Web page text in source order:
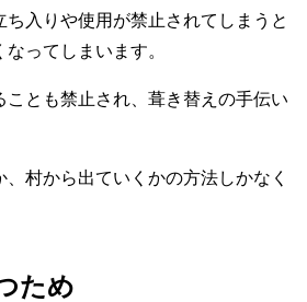
ち入りや使用が禁止されてしまうと
ってしまいます。
ことも禁止され、葺き替えの手伝い
村から出ていくかの方法しかなく
ため